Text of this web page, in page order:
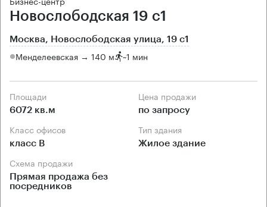
Новослободская 19 с1
Москва, Новослободская улица, 19 с1
Менделеевская → 140 м ~1 мин
Площади
6072 кв.м
Цена продажи
по запросу
Класс офисов
класс B
Тип здания
Жилое здание
Схема продажи
Прямая продажа без
посредников